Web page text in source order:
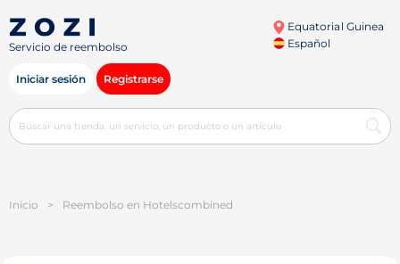
Servicio de reembolso
Equatorial Guinea
Español
Iniciar sesión Registrarse
Inicio > Reembolso en Hotelsсombined